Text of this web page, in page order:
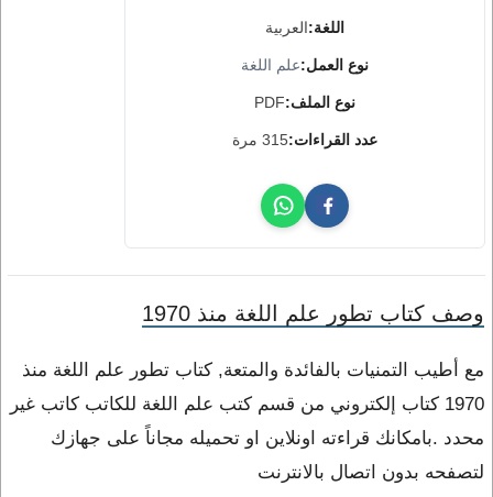
اللغة:العربية
نوع العمل:علم اللغة
نوع الملف:PDF
عدد القراءات:315 مرة
وصف كتاب تطور علم اللغة منذ 1970
مع أطيب التمنيات بالفائدة والمتعة, كتاب تطور علم اللغة منذ
1970 كتاب إلكتروني من قسم كتب علم اللغة للكاتب كاتب غير
محدد .بامكانك قراءته اونلاين او تحميله مجاناً على جهازك
لتصفحه بدون اتصال بالانترنت